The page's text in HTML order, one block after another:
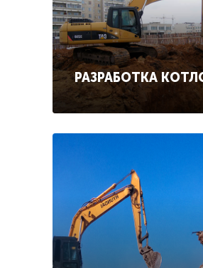
РАЗРАБОТКА